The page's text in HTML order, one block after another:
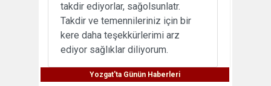
takdir ediyorlar, sağolsunlatr.
Takdir ve temennileriniz için bir
kere daha teşekkürlerimi arz
ediyor sağlıklar diliyorum.
Yozgat'ta Günün Haberleri